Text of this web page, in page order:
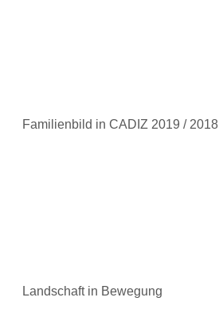
Familienbild in CADIZ 2019 / 2018
Landschaft in Bewegung